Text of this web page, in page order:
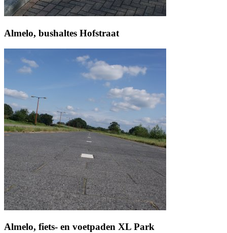
Almelo, bushaltes Hofstraat
Almelo, fiets- en voetpaden XL Park